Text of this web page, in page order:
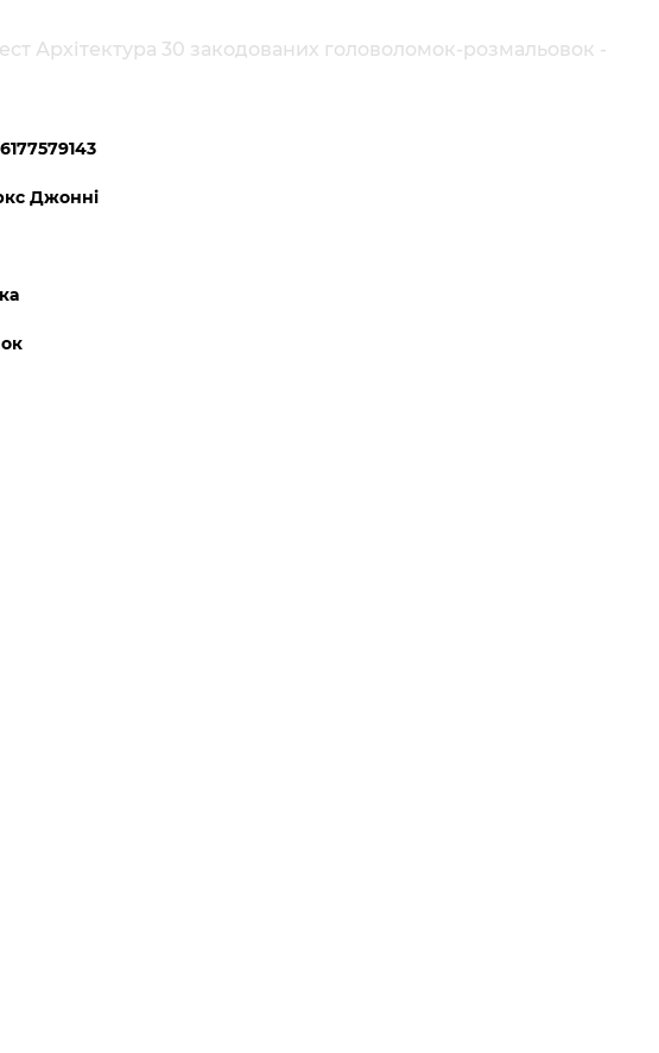
Архітектура 30 закодованих головоломок-розмальовок -
Джонні